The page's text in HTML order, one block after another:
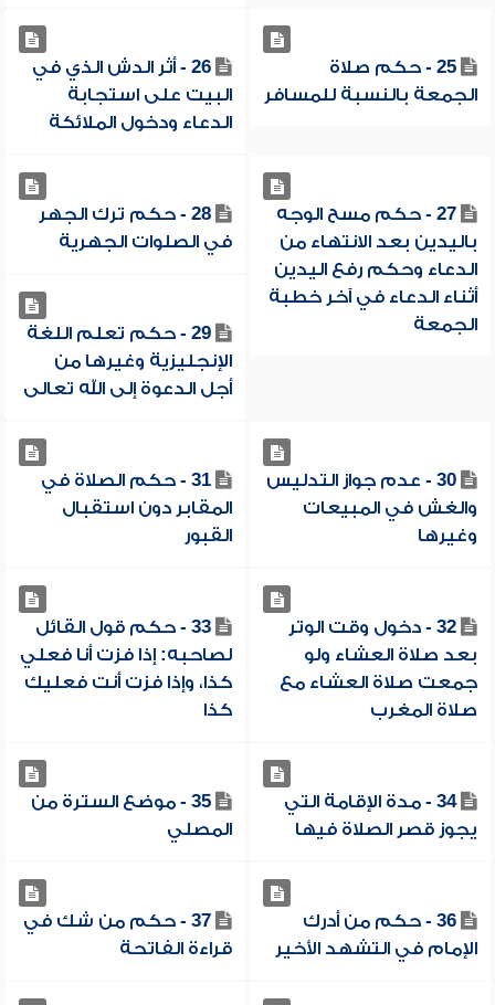
25 - حكم صلاة
الجمعة بالنسبة للمسافر
26 - أثر الدش الذي في
البيت على استجابة
الدعاء ودخول الملائكة
27 - حكم مسح الوجه
باليدين بعد الانتهاء من
الدعاء وحكم رفع اليدين
أثناء الدعاء في آخر خطبة
الجمعة
28 - حكم ترك الجهر
في الصلوات الجهرية
29 - حكم تعلم اللغة
الإنجليزية وغيرها من
أجل الدعوة إلى الله تعالى
30 - عدم جواز التدليس
والغش في المبيعات
وغيرها
31 - حكم الصلاة في
المقابر دون استقبال
القبور
32 - دخول وقت الوتر
بعد صلاة العشاء ولو
جمعت صلاة العشاء مع
صلاة المغرب
33 - حكم قول القائل
لصاحبه: إذا فزت أنا فعلي
كذا، وإذا فزت أنت فعليك
كذا
34 - مدة الإقامة التي
يجوز قصر الصلاة فيها
35 - موضع السترة من
المصلي
36 - حكم من أدرك
الإمام في التشهد الأخير
37 - حكم من شك في
قراءة الفاتحة